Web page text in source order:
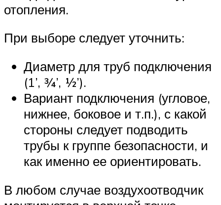
отопления.
При выборе следует уточнить:
Диаметр для труб подключения
(1’, ¾’, ½’).
Вариант подключения (угловое,
нижнее, боковое и т.п.), с какой
стороны следует подводить
трубы к группе безопасности, и
как именно ее ориентировать.
В любом случае воздухоотводчик